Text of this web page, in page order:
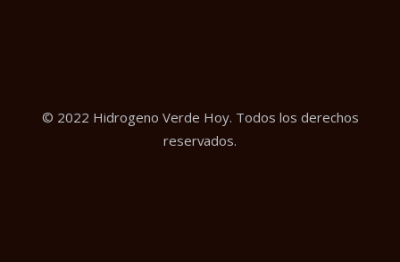
© 2022 Hidrogeno Verde Hoy. Todos los derechos
reservados.